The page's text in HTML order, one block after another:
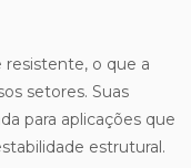
resistente, o que a
setores. Suas
para aplicações que
estrutural.